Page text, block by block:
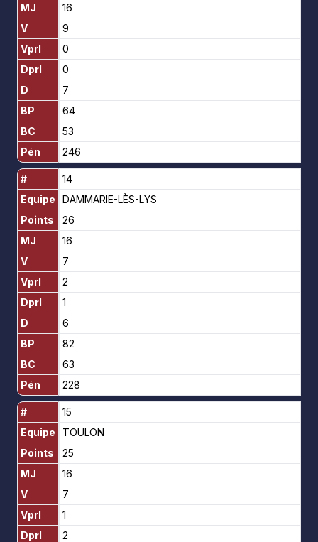
MJ
V
Vprl
Dprl
D
BP
BC
Pén
#
Equipe
Points
MJ
V
Vprl
Dprl
D
BP
BC
Pén
#
Equipe
Points
MJ
V
Vprl
Dprl
16
9
0
0
7
64
53
246
14
DAMMARIE-LÈS-LYS
26
16
7
2
1
6
82
63
228
15
TOULON
25
16
7
1
2